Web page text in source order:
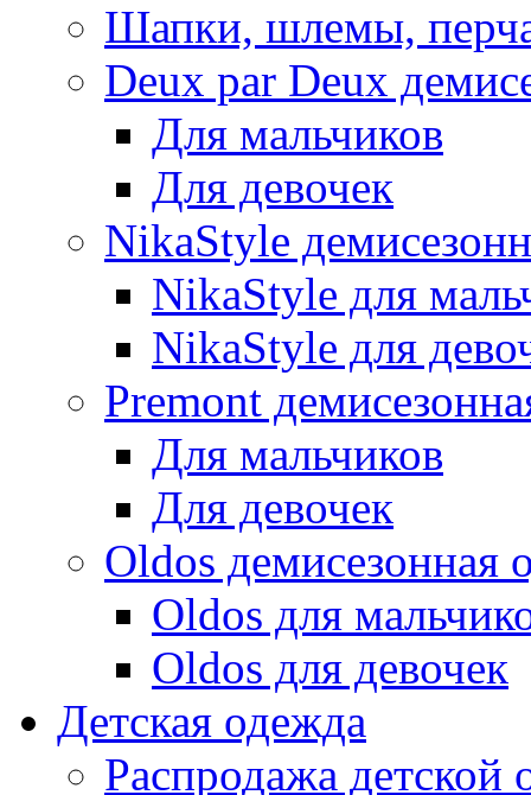
Шапки, шлемы,
Deux par Deux
Для мальчиков
Для девочек
NikaStyle
NikaStyle для
NikaStyle для
Premont
Для мальчиков
Для девочек
Oldos демисезонная
Oldos для
Oldos для девочек
Детская одежда
Распродажа детской